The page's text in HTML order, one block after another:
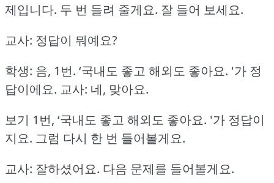
제입니다. 두 번 들려 줄게요. 잘 들어 보세요.
교사: 정답이 뭐예요?
학생: 음, 1번. ‘국내도 좋고 해외도 좋아요. '가 정
답이에요. 교사: 네, 맞아요.
보기 1번, ‘국내도 좋고 해외도 좋아요. '가 정답이
지요. 그럼 다시 한 번 들어볼게요.
교사: 잘하셨어요. 다음 문제를 들어볼게요.